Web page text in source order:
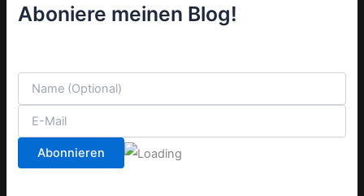
Aboniere meinen Blog!